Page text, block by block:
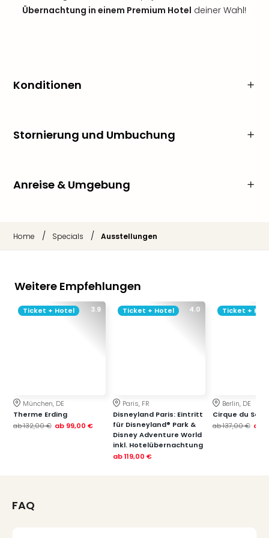
Übernachtung in einem Premium Hotel deiner Wahl!
Konditionen
Stornierung und Umbuchung
Anreise & Umgebung
Home / Specials / Ausstellungen
Weitere Empfehlungen
3.9
Ticket + Hotel
München, DE
Therme Erding
ab132,00 € ab 99,00 €
4.0
Ticket + Hotel
Paris, FR
Disneyland Paris: Eintritt
für Disneyland® Park &
Disney Adventure World
inkl. Hotelübernachtung
ab119,00 €
Ticket +
Berlin, DE
Cirque du Soleil
ab137,00 € ab
FAQ